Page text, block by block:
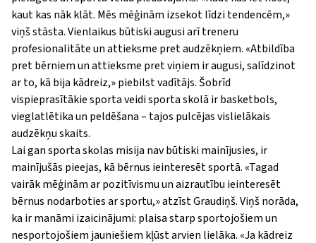
kaut kas nāk klāt. Mēs mēģinām izsekot līdzi tendencēm,»
viņš stāsta. Vienlaikus būtiski augusi arī treneru
profesionalitāte un attieksme pret audzēkņiem. «Atbildība
pret bērniem un attieksme pret viņiem ir augusi, salīdzinot
ar to, kā bija kādreiz,»piebilst vadītājs. Šobrīd
vispieprasītākie sporta veidi sporta skolā ir basketbols,
vieglatlētika un peldēšana – tajos pulcējas vislielākais
audzēkņu skaits.
Lai gan sporta skolas misija nav būtiski mainījusies, ir
mainījušās pieejas, kā bērnus ieinteresēt sportā. «Tagad
vairāk mēģinām ar pozitīvismu un aizrautību ieinteresēt
bērnus nodarboties ar sportu,»atzīst Graudiņš. Viņš norāda,
ka ir manāmi izaicinājumi: plaisa starp sportojošiem un
nesportojošiem jauniešiem kļūst arvien lielāka. «Ja kādreiz